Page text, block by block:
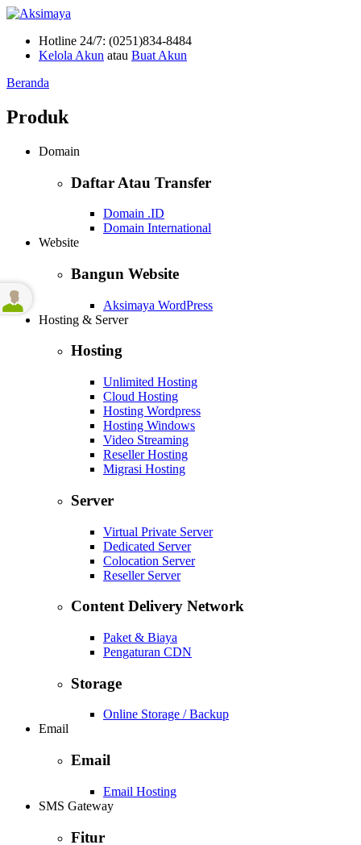
Hotline 24/7: (0251)834-8484
Kelola Akun atau Buat Akun
Beranda
Produk
Domain
Daftar Atau Transfer
Domain .ID
Domain International
Website
Bangun Website
Aksimaya WordPress
Hosting & Server
Hosting
Unlimited Hosting
Cloud Hosting
Hosting Wordpress
Hosting Windows
Video Streaming
Reseller Hosting
Migrasi Hosting
Server
Virtual Private Server
Dedicated Server
Colocation Server
Reseller Server
Content Delivery Network
Paket & Biaya
Pengaturan CDN
Storage
Online Storage / Backup
Email
Email
Email Hosting
SMS Gateway
Fitur